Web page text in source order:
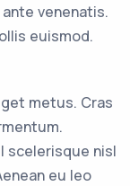
venenatis.
euismod.
metus. Cras
scelerisque nisl
eu leo